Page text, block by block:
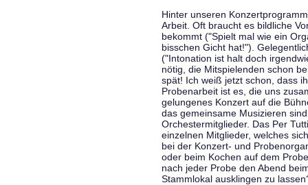
Hinter unseren
Arbeit. Oft braucht es bildliche
bekommt ("Spielt mal wie ein
bisschen Gicht hat!").
("Intonation ist halt doch
nötig, die Mitspielenden schon
spät! Ich weiß jetzt schon, dass
Probenarbeit ist es, die uns
gelungenes Konzert auf die
das gemeinsame Musizieren
Orchestermitglieder. Das Per
einzelnen Mitglieder, welches
bei der Konzert- und
oder beim Kochen auf dem
nach jeder Probe den Abend
Stammlokal ausklingen zu